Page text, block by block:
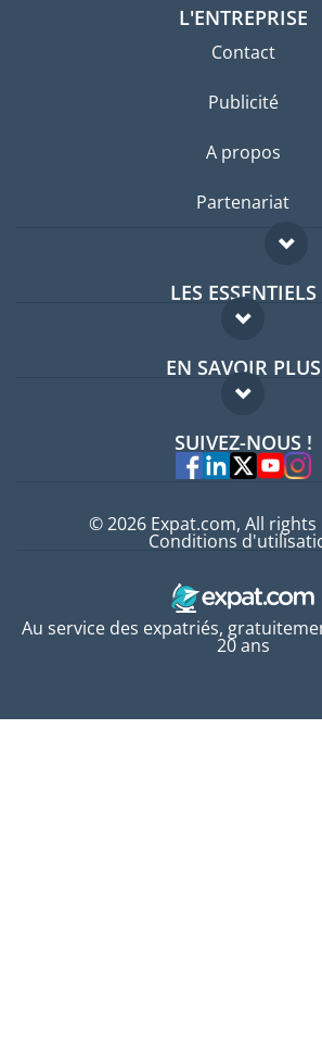
L'ENTREPRISE
Contact
Publicité
A propos
Partenariat
LES ESSENTIELS
Forum expatriés
Guides pays
EN SAVOIR PLUS
FAQ
Experts
SUIVEZ-NOUS !
Au service des expatriés,
20 ans
© 2026 Expat.com, All rights
Conditions